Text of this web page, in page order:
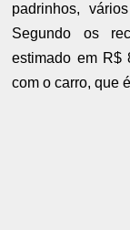
padrinhos,
Segundo os
estimado em R$
com o carro, que